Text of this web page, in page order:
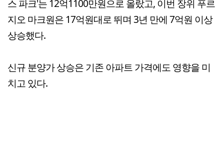
스 파크'는 12억1100만원으로 올랐고, 이번 장위 푸르
지오 마크원은 17억원대로 뛰며 3년 만에 7억원 이상
상승했다.
신규 분양가 상승은 기존 아파트 가격에도 영향을 미
치고 있다.